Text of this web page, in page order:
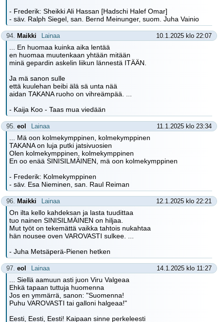
- Frederik: Sheikki Ali Hassan [Hadschi Halef Omar]
- säv. Ralph Siegel, san. Bernd Meinunger, suom. Juha Vainio
94. Maikki Lainaa 10.1.2025 klo 22:07
... En huomaa kuinka aika lentää
en huomaa muutenkaan yhtään mitään
minä gepardin askelin liikun lännestä ITÄÄN.
Ja mä sanon sulle
että kuulehan beibi älä sä unta nää
aidan TAKANA ruoho on vihreämpää. ...
- Kaija Koo - Taas mua viedään
95. eol Lainaa 11.1.2025 klo 23:34
... Mä oon kolmekymppinen, kolmekymppinen
TAKANA on luja putki jatsivuosien
Olen kolmekymppinen, kolmekymppinen
En oo enää SINISILMÄINEN, mä oon kolmekymppinen
- Frederik: Kolmekymppinen
- säv. Esa Nieminen, san. Raul Reiman
96. Maikki Lainaa 12.1.2025 klo 22:21
On ilta kello kahdeksan ja lasta tuudittaa
tuo nainen SINISILMÄINEN on hiljaa.
Mut työt on tekemättä vaikka tahtois nukahtaa
hän nousee oven VAROVASTI sulkee. ...
- Juha Metsäperä-Pienen hetken
97. eol Lainaa 14.1.2025 klo 11:27
... Siellä aamuun asti juon Viru Valgeaa
Ehkä tapaan tuttuja huomenna
Jos en ymmärrä, sanon: "Suomenna!
Puhu VAROVASTI tai galloni halgeaa!"
Eesti, Eesti, Eesti! Kaipaan sinne perkeleesti